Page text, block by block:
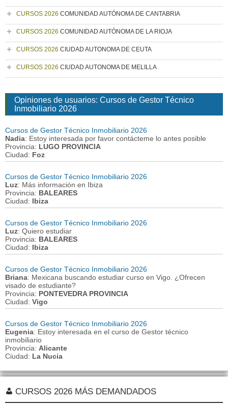
CURSOS 2026 COMUNIDAD AUTÓNOMA DE CANTABRIA
CURSOS 2026 COMUNIDAD AUTÓNOMA DE LA RIOJA
CURSOS 2026 CIUDAD AUTONOMA DE CEUTA
CURSOS 2026 CIUDAD AUTONOMA DE MELILLA
Opiniones de usuarios: Cursos de Gestor Técnico
Inmobiliario 2026
Cursos de Gestor Técnico Inmobiliario 2026
Nadia: Estoy interesada por favor contácteme lo antes posible
Provincia: LUGO PROVINCIA
Ciudad: Foz
Cursos de Gestor Técnico Inmobiliario 2026
Luz: Más información en Ibiza
Provincia: BALEARES
Ciudad: Ibiza
Cursos de Gestor Técnico Inmobiliario 2026
Luz: Quiero estudiar
Provincia: BALEARES
Ciudad: Ibiza
Cursos de Gestor Técnico Inmobiliario 2026
Briana: Mexicana buscando estudiar curso en Vigo. ¿Ofrecen
visado de estudiante?
Provincia: PONTEVEDRA PROVINCIA
Ciudad: Vigo
Cursos de Gestor Técnico Inmobiliario 2026
Eugenia: Estoy interesada en el curso de Gestor técnico
inmobiliario
Provincia: Alicante
Ciudad: La Nucia
CURSOS 2026 MÁS DEMANDADOS